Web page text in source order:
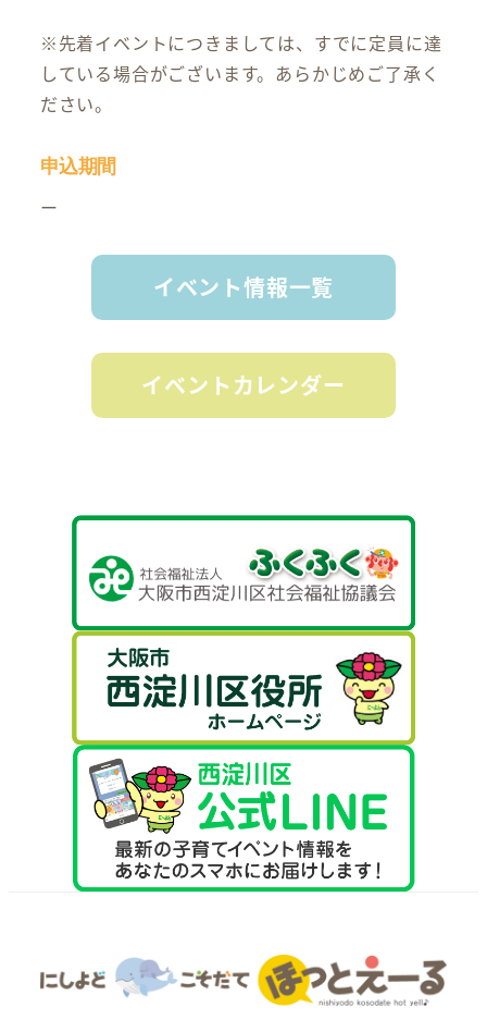
※先着イベントにつきましては、すでに定員に達
している場合がございます。あらかじめご了承く
ださい。
申込期間
ー
イベント情報一覧
イベントカレンダー